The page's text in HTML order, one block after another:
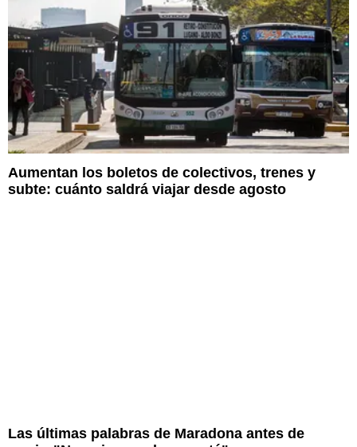
Aumentan los boletos de colectivos, trenes y
subte: cuánto saldrá viajar desde agosto
Las últimas palabras de Maradona antes de